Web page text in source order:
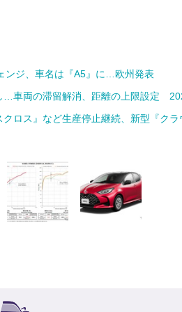
ンジ、車名は『A5』に…欧州発表
…車両の滞留解消、距離の上限設定
ロス』など生産停止継続、新型『ク